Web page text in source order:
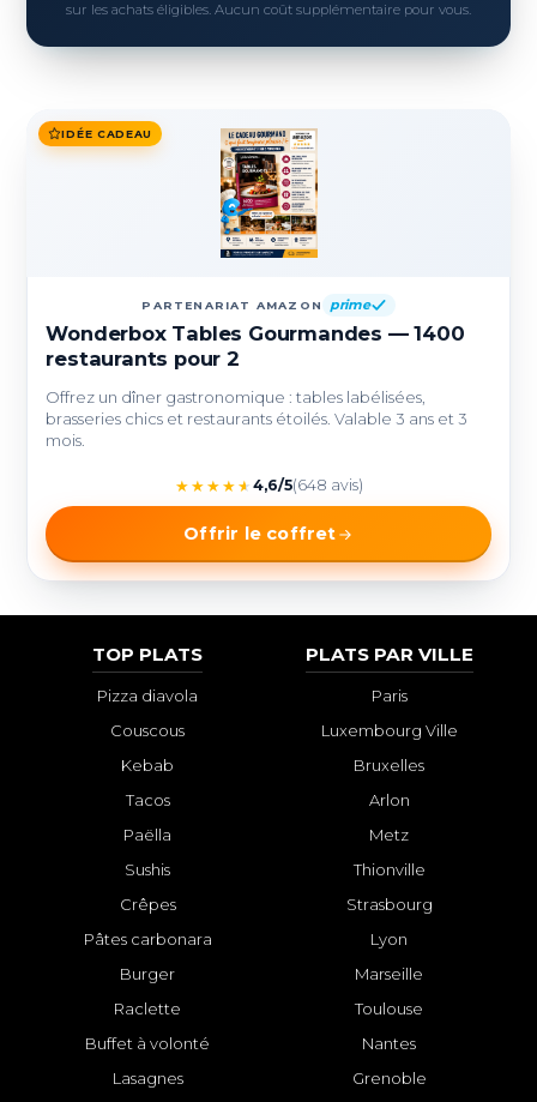
sur les achats éligibles. Aucun coût supplémentaire pour vous.
IDÉE CADEAU
PARTENARIAT AMAZON prime
Wonderbox Tables Gourmandes — 1400
restaurants pour 2
Offrez un dîner gastronomique : tables labélisées,
brasseries chics et restaurants étoilés. Valable 3 ans et 3
mois.
★★★★★ 4,6/5(648 avis)
Offrir le coffret
TOP PLATS
Pizza diavola
Couscous
Kebab
Tacos
Paëlla
Sushis
Crêpes
Pâtes carbonara
Burger
Raclette
Buffet à volonté
Lasagnes
PLATS PAR VILLE
Paris
Luxembourg Ville
Bruxelles
Arlon
Metz
Thionville
Strasbourg
Lyon
Marseille
Toulouse
Nantes
Grenoble